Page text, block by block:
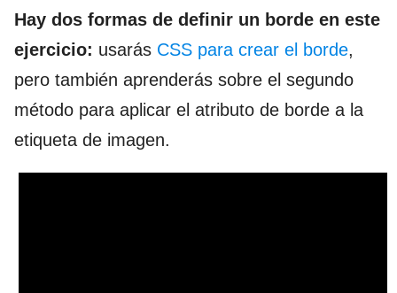
Hay dos formas de definir un borde en este
ejercicio: usarás CSS para crear el borde,
pero también aprenderás sobre el segundo
método para aplicar el atributo de borde a la
etiqueta de imagen.